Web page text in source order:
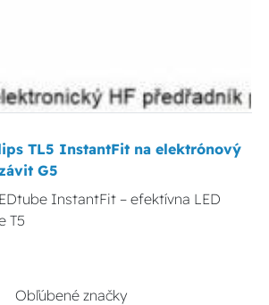
TL5 InstantFit na elektrónový
G5
InstantFit – efektívna LED
T5
Obľúbené značky